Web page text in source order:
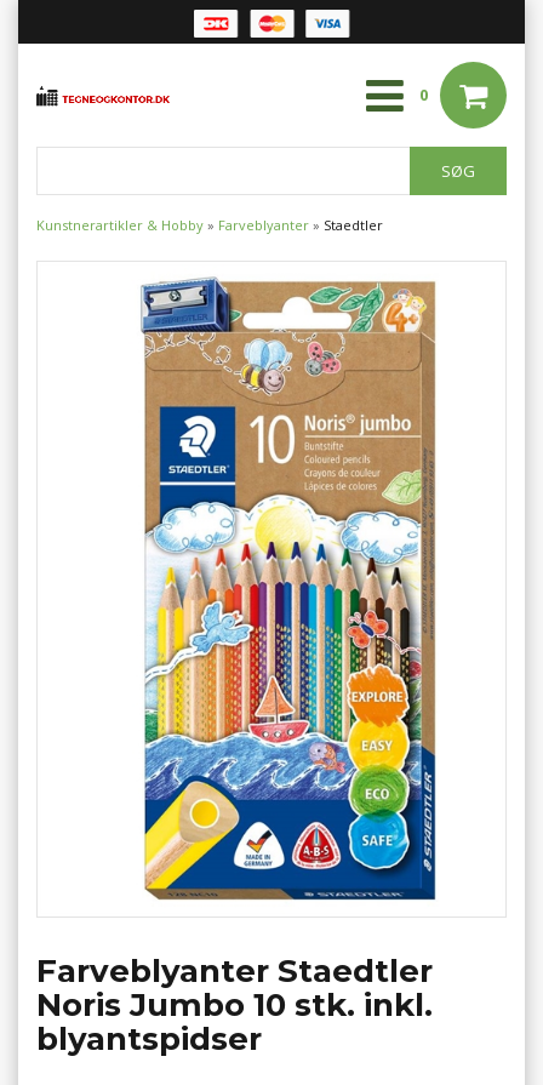
0
Kunstnerartikler & Hobby » Farveblyanter » Staedtler
Farveblyanter Staedtler
Noris Jumbo 10 stk. inkl.
blyantspidser